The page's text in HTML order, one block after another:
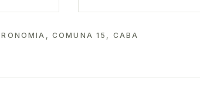
COMUNA 15, CABA